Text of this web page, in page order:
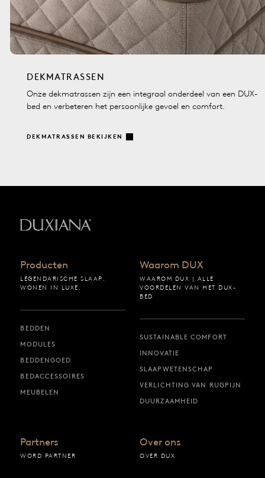
DEKMATRASSEN
Onze dekmatrassen zijn een integraal onderdeel van een DUX-
bed en verbeteren het persoonlijke gevoel en comfort.
DEKMATRASSEN BEKIJKEN
Terug naar startpagina
Producten
LEGENDARISCHE SLAAP.
WONEN IN LUXE.
BEDDEN
MODULES
BEDDENGOED
BEDACCESSOIRES
MEUBELEN
Waarom DUX
WAAROM DUX | ALLE
VOORDELEN VAN HET DUX-
BED
SUSTAINABLE COMFORT
INNOVATIE
SLAAPWETENSCHAP
VERLICHTING VAN RUGPIJN
DUURZAAMHEID
Partners
WORD PARTNER
Over ons
OVER DUX